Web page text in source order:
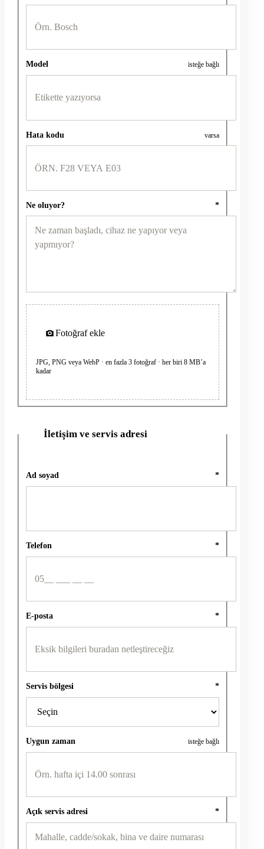
Model isteğe bağlı
Hata kodu varsa
Ne oluyor? *
Fotoğraf ekle
JPG, PNG veya WebP · en fazla 3 fotoğraf · her biri 8 MB’a
kadar
İletişim ve servis adresi
Ad soyad *
Telefon *
E-posta *
Servis bölgesi *
Uygun zaman isteğe bağlı
Açık servis adresi *